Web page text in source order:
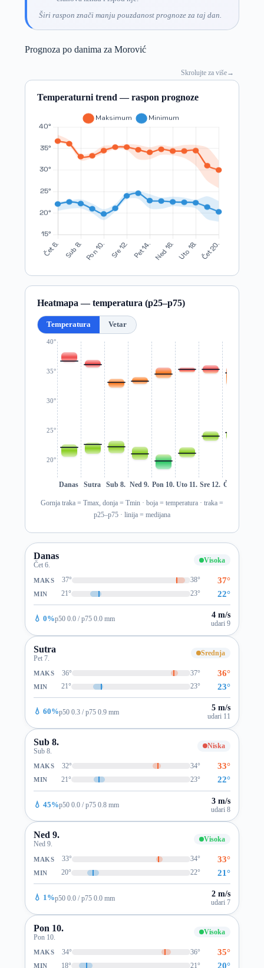
Širi raspon znači manju pouzdanost prognoze za taj dan.
Prognoza po danima za Morović
Skrolujte za više→
Temperaturni trend — raspon prognoze
Heatmapa — temperatura (p25–p75)
Temperatura Vetar
20°
25°
30°
35°
40°
Danas Sutra Sub 8. Ned 9. Pon 10. Uto 11. Sre 12. Čet 13.
Gornja traka = Tmax, donja = Tmin · boja = temperatura · traka =
p25–p75 · linija = medijana
Danas
Čet 6.
Visoka
MAKS 37° 38° 37°
MIN 21° 23° 22°
💧 0%p50 0.0 / p75 0.0 mm 4 m/s
udari 9
Sutra
Pet 7.
Srednja
MAKS 36° 37° 36°
MIN 21° 23° 23°
💧 60%p50 0.3 / p75 0.9 mm 5 m/s
udari 11
Sub 8.
Sub 8.
Niska
MAKS 32° 34° 33°
MIN 21° 23° 22°
💧 45%p50 0.0 / p75 0.8 mm 3 m/s
udari 8
Ned 9.
Ned 9.
Visoka
MAKS 33° 34° 33°
MIN 20° 22° 21°
💧 1%p50 0.0 / p75 0.0 mm 2 m/s
udari 7
Pon 10.
Pon 10.
Visoka
MAKS 34° 36° 35°
MIN 18° 21° 20°